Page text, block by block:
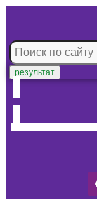
результат